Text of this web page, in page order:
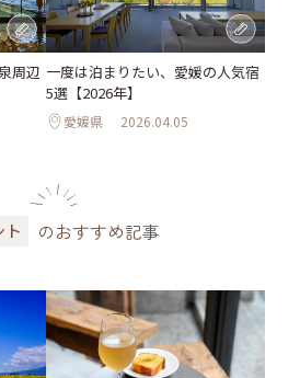
周辺 一度は泊まりたい、愛媛の人気宿
5選【2026年】
愛媛県 2026.04.05
ト のおすすめ記事